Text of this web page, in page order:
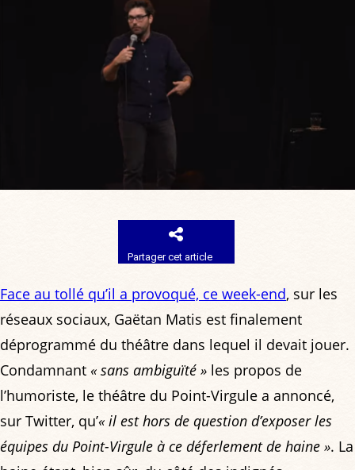
Partager cet article
Face au tollé qu’il a provoqué, ce week-end, sur les
réseaux sociaux, Gaëtan Matis est finalement
déprogrammé du théâtre dans lequel il devait jouer.
Condamnant « sans ambiguïté » les propos de
l’humoriste, le théâtre du Point-Virgule a annoncé,
sur Twitter, qu’« il est hors de question d’exposer les
équipes du Point-Virgule à ce déferlement de haine ». La